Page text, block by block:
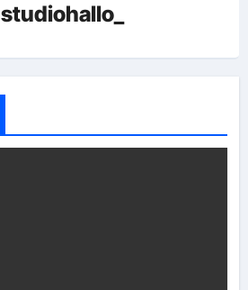
studiohallo_